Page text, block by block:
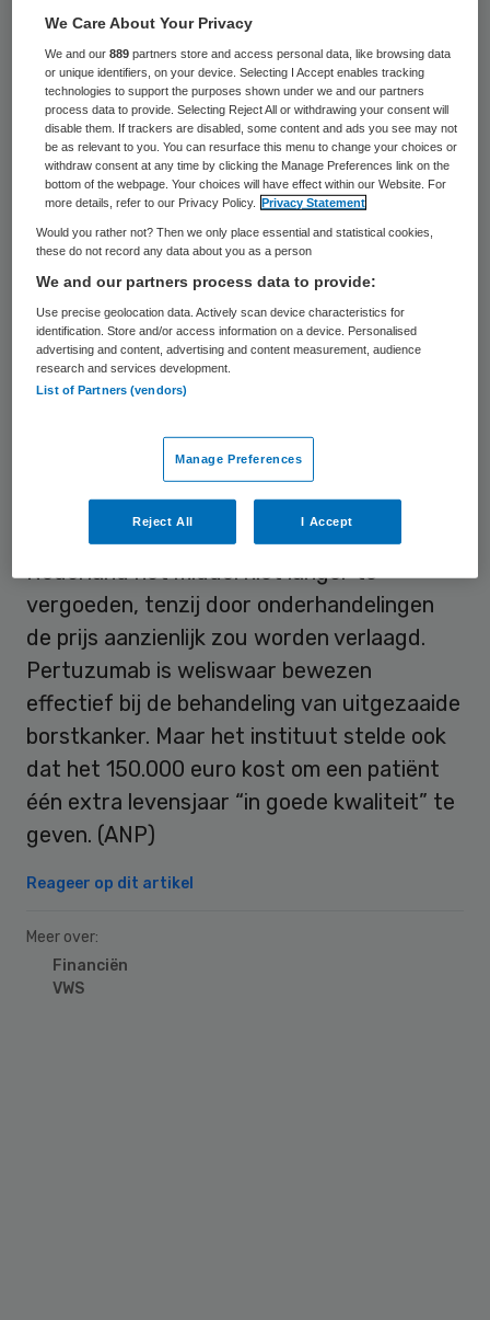
Minister Edith Schippers (Volksgezondheid)
wil dat het dure borstkankermedicijn
Pertuzumab goedkoper wordt zodat het in
het basispakket kan blijven. Ze gaat met de
fabrikant onderhandelen om te bereiken dat
de prijs op een “aanvaardbaar niveau” komt.
Dat maakte haar ministerie op donderdag 6
april bekend. Een definitief besluit over de
vergoeding van Pertuzumab volgt na het
overleg. Het middel blijft tijdens de
zorgverzekering, ook voor nieuwe
Begin dit jaar adviseerde het Zorginstituut
Nederland het middel niet langer te
vergoeden, tenzij door onderhandelingen
de prijs aanzienlijk zou worden verlaagd.
Pertuzumab is weliswaar bewezen
effectief bij de behandeling van uitgezaaide
borstkanker. Maar het instituut stelde ook
dat het 150.000 euro kost om een patiënt
één extra levensjaar “in goede kwaliteit” te
geven. (ANP)
Reageer op dit artikel
Meer over:
Financiën
VWS
We Care About Your Privacy
We and our889 partners store and access personal data, like browsing data
or unique identifiers, on your device. Selecting I Accept enables tracking
technologies to support the purposes shown under we and our partners
process data to provide. Selecting Reject All or withdrawing your consent will
disable them. If trackers are disabled, some content and ads you see may not
be as relevant to you. You can resurface this menu to change your choices or
withdraw consent at any time by clicking the Manage Preferences link on the
bottom of the webpage. Your choices will have effect within our Website. For
more details, refer to our Privacy Policy.
Privacy Statement
Would you rather not? Then we only place essential and statistical cookies,
these do not record any data about you as a person
We and our partners process data to provide:
Use precise geolocation data. Actively scan device characteristics for
identification. Store and/or access information on a device. Personalised
advertising and content, advertising and content measurement, audience
research and services development.
List of Partners (vendors)
Manage Preferences
Reject All I Accept